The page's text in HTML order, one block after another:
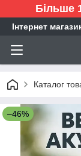
Більше
Інтернет
Каталог
–46%